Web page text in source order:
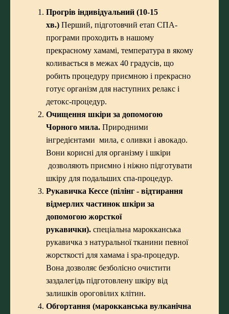
Прогрів індивідуальний (10-15
хв.) Перший, підготовчий етап СПА-
програми проходить в нашому
прекрасному хамамі, температура в якому
коливається в межах 40 градусів, що
робить процедуру приємною і прекрасно
готує організм для наступних релакс і
детокс-процедур.
Очищення шкіри за допомогою
Чорного мила. Природними
інгредієнтами мила, є оливки і авокадо.
Вони корисні для організму і шкіри
дозволяють приємно і ніжно підготувати
шкіру для подальших спа-процедур.
Рукавичка Кессе (пілінг - відтирання
відмерлих частинок шкіри за
допомогою жорсткої
рукавички). спеціальна марокканська
рукавичка з натуральної тканини певної
жорсткості для хамама і spa-процедур.
Вона дозволяє безболісно очистити
заздалегідь підготовлену шкіру від
залишків ороговілих клітин.
Обгортання (марокканська вулканічна